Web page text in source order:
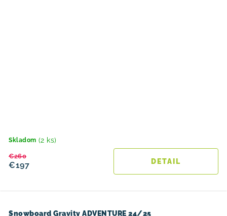
Skladom (2 ks)
€197
€260
DETAIL
Snowboard Gravity ADVENTURE 24/25